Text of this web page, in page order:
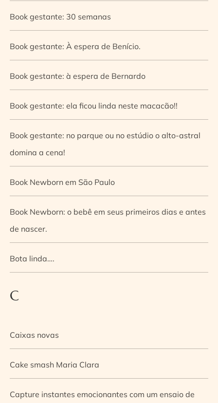
Book gestante: 30 semanas
Book gestante: À espera de Benício.
Book gestante: à espera de Bernardo
Book gestante: ela ficou linda neste macacão!!
Book gestante: no parque ou no estúdio o alto-astral
domina a cena!
Book Newborn em São Paulo
Book Newborn: o bebê em seus primeiros dias e antes
de nascer.
Bota linda….
C
Caixas novas
Cake smash Maria Clara
Capture instantes emocionantes com um ensaio de